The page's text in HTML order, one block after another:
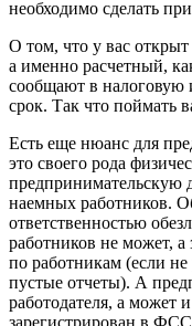
необходимо сделать
О том, что у вас
а именно расчетный,
сообщают в налоговую
срок. Так что поймать
Есть еще нюанс для
это своего рода
предпринимательскую
наемных работников.
ответственностью
работников не может, а
по работникам (если не
пустые отчеты). А
работодателя, а может
зарегистрирован в